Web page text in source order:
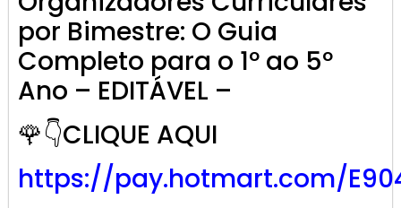
por Bimestre: O Guia
Completo para o 1º ao 5º
Ano – EDITÁVEL –
🌹👇CLIQUE AQUI
https://pay.hotmart.com/